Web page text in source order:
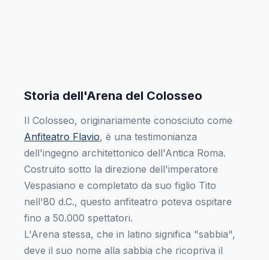
Storia dell'Arena del Colosseo
Il Colosseo, originariamente conosciuto come
Anfiteatro Flavio, è una testimonianza
dell'ingegno architettonico dell'Antica Roma.
Costruito sotto la direzione dell'imperatore
Vespasiano e completato da suo figlio Tito
nell'80 d.C., questo anfiteatro poteva ospitare
fino a 50.000 spettatori.
L'Arena stessa, che in latino significa "sabbia",
deve il suo nome alla sabbia che ricopriva il